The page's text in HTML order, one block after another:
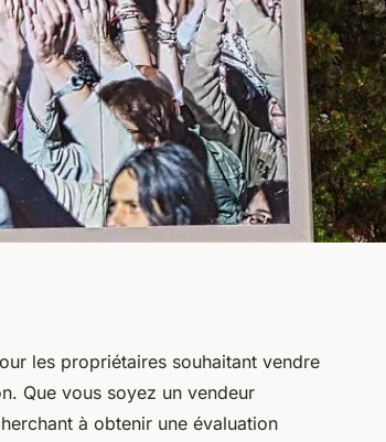
les propriétaires souhaitant vendre
Que vous soyez un vendeur
à obtenir une évaluation